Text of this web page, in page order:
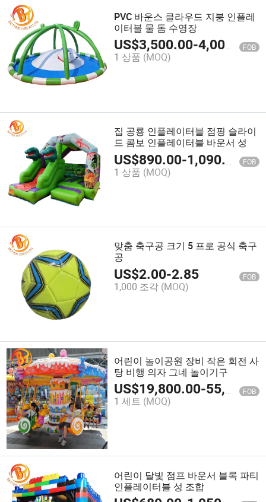
PVC 바운스 클라우드 지붕 인플레
이터블 물 돔 수영장
US$3,500.00-4,000.00 FOB
1 상품 (MOQ)
집 공룡 인플레이터블 점핑 슬라이
드 콤보 인플레이터블 바운서 성
US$890.00-1,090.00 FOB
1 상품 (MOQ)
맞춤 축구공 크기 5 프로 공식 축구
공
US$2.00-2.85 FOB
1,000 조각 (MOQ)
어린이 놀이공원 장비 작은 회전 사
탕 비행 의자 그네 놀이기구
US$19,800.00-55,600.00 FOB
1 세트 (MOQ)
어린이 달빛 점프 바운서 블록 파티
인플레이터블 성 조합